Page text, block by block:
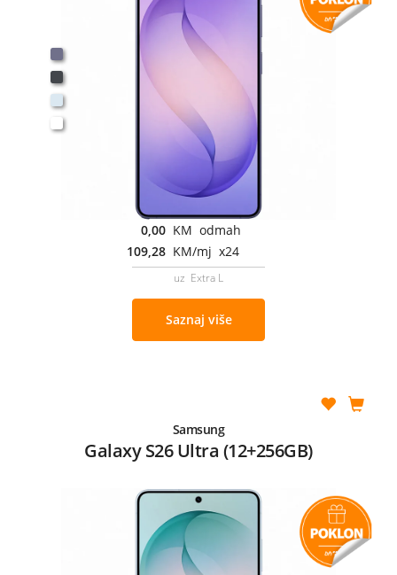
0,00 KM odmah
109,28 KM/mj x24
uz Extra L
Saznaj više
Samsung
Galaxy S26 Ultra (12+256GB)